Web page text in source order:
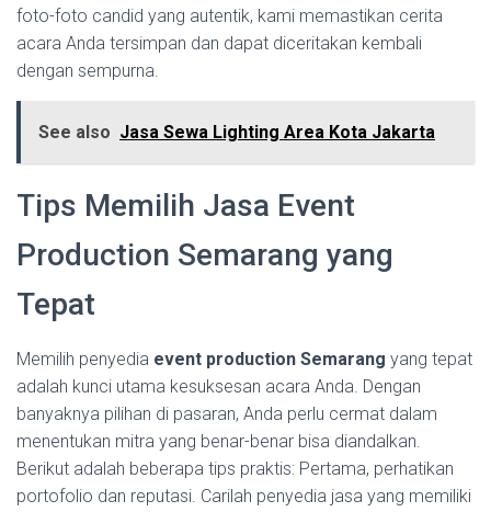
foto-foto candid yang autentik, kami memastikan cerita
acara Anda tersimpan dan dapat diceritakan kembali
dengan sempurna.
See also Jasa Sewa Lighting Area Kota Jakarta
Tips Memilih Jasa Event
Production Semarang yang
Tepat
Memilih penyedia event production Semarang yang tepat
adalah kunci utama kesuksesan acara Anda. Dengan
banyaknya pilihan di pasaran, Anda perlu cermat dalam
menentukan mitra yang benar-benar bisa diandalkan.
Berikut adalah beberapa tips praktis: Pertama, perhatikan
portofolio dan reputasi. Carilah penyedia jasa yang memiliki